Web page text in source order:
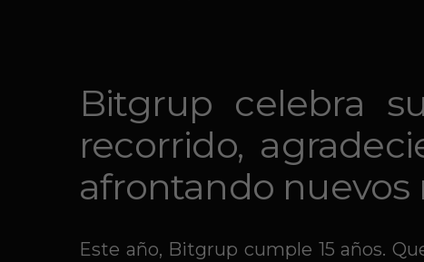
Bitgrup celebra
recorrido,
afrontando nuevos
Este año, Bitgrup cumple 15 años.